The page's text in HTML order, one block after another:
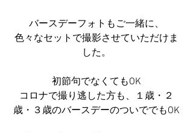
バースデーフォトもご一緒に、
色々なセットで撮影させていただけま
した。
初節句でなくてもOK
コロナで撮り逃した方も、１歳・２
歳・３歳のバースデーのついででもOK